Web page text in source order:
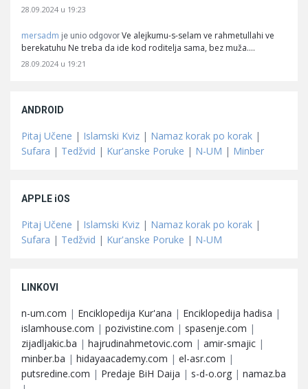
28.09.2024 u 19:23
mersadm je unio odgovor Ve alejkumu-s-selam ve rahmetullahi ve
berekatuhu Ne treba da ide kod roditelja sama, bez muža.…
28.09.2024 u 19:21
ANDROID
Pitaj Učene | Islamski Kviz | Namaz korak po korak |
Sufara | Tedžvid | Kur'anske Poruke | N-UM | Minber
APPLE iOS
Pitaj Učene | Islamski Kviz | Namaz korak po korak |
Sufara | Tedžvid | Kur'anske Poruke | N-UM
LINKOVI
n-um.com | Enciklopedija Kur'ana | Enciklopedija hadisa |
islamhouse.com | pozivistine.com | spasenje.com |
zijadljakic.ba | hajrudinahmetovic.com | amir-smajic |
minber.ba | hidayaacademy.com | el-asr.com |
putsredine.com | Predaje BiH Daija | s-d-o.org | namaz.ba